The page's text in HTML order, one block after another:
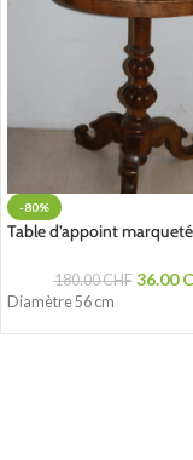
-80%
Table d’appoint
180.00CHF 36.00
Diamètre 56 cm